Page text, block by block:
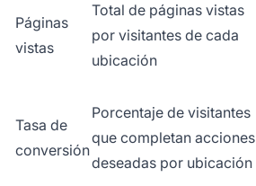
Páginas
vistas
Total de páginas vistas
por visitantes de cada
ubicación
Tasa de
conversión
Porcentaje de visitantes
que completan acciones
deseadas por ubicación